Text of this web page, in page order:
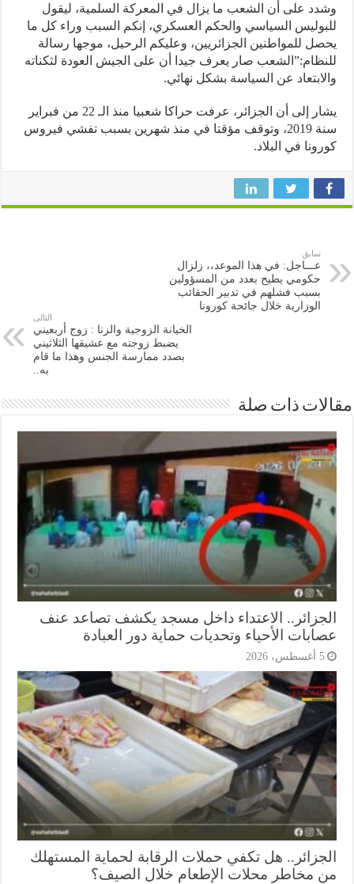
على أن الشعب ما يزال في المعركة السلمية، ليقول
السياسي والحكم العسكري، إنكم السبب وراء كل ما
للمواطنين الجزائريين، وعليكم الرحيل، موجها رسالة
صار يعرف جيدا أن على الجيش العودة لثكناته
عن السياسة بشكل نهائي.
يشار إلى أن الجزائر، عرفت حراكا شعبيا منذ الـ 22 من فبراير
سنة 2019، وتوقف مؤقتا في منذ شهرين بسبب تفشي فيروس
في البلاد.
عـــاجل: في هذا الموعد،، زلزال
حكومي يطيح بعدد من المسؤولين
بسبب فشلهم في تدبير الحقائب
الوزارية خلال جائحة كورونا
الخيانة الزوجية والزنا : زوج أربعيني
يضبط زوجته مع عشيقها الثلاثيني
بصدد ممارسة الجنس وهذا ما قام
ذات صلة
الاعتداء داخل مسجد يكشف تصاعد عنف
الأحياء وتحديات حماية دور العبادة
هل تكفي حملات الرقابة لحماية المستهلك
مخاطر محلات الإطعام خلال الصيف؟